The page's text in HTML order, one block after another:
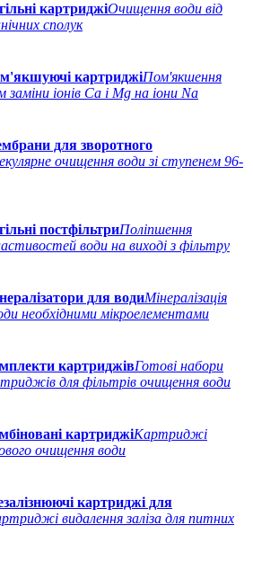
картриджіОчищення води від
сполук
картриджіПом'якшення
заміни іонів Ca і Mg на іони Na
для зворотного
очищення води зі ступенем 96-
постфільтриПоліпшення
води на виході з фільтру
для водиМінералізація
необхідними мікроелементами
картриджівГотові набори
для фільтрів очищення води
картриджіКартриджі
очищення води
картриджі для
видалення заліза для питних